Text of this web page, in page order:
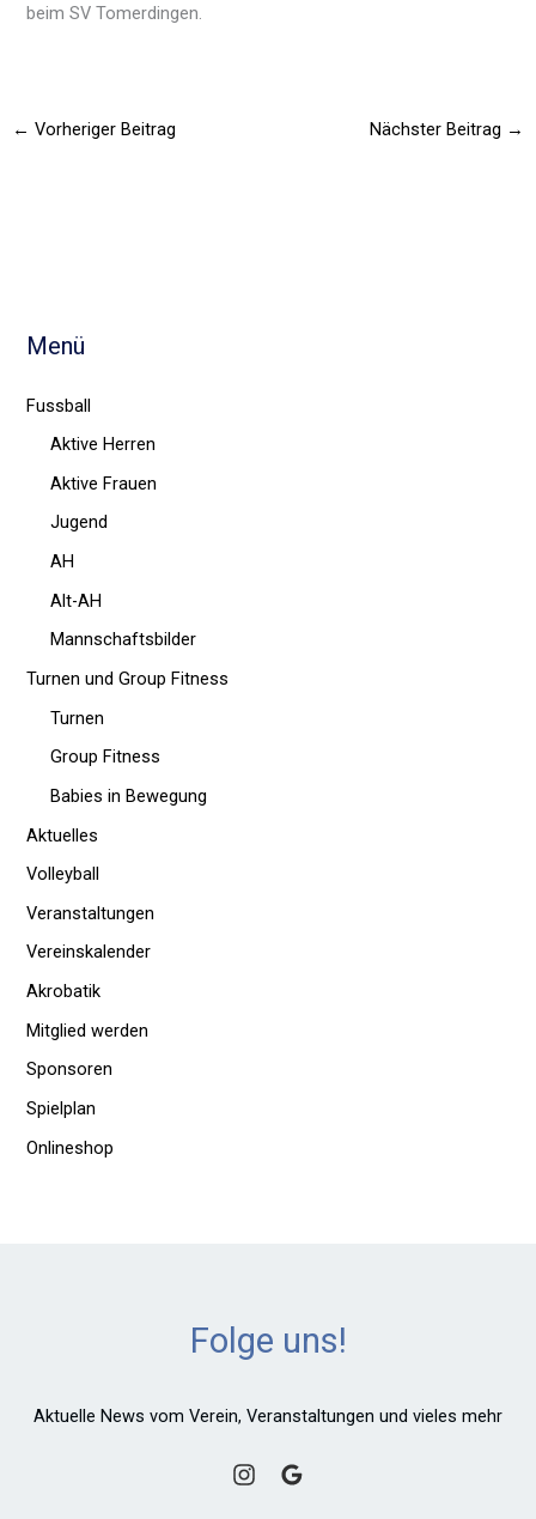
beim SV Tomerdingen.
← Vorheriger Beitrag Nächster Beitrag →
Menü
Fussball
Aktive Herren
Aktive Frauen
Jugend
AH
Alt-AH
Mannschaftsbilder
Turnen und Group Fitness
Turnen
Group Fitness
Babies in Bewegung
Aktuelles
Volleyball
Veranstaltungen
Vereinskalender
Akrobatik
Mitglied werden
Sponsoren
Spielplan
Onlineshop
Folge uns!
Aktuelle News vom Verein, Veranstaltungen und vieles mehr